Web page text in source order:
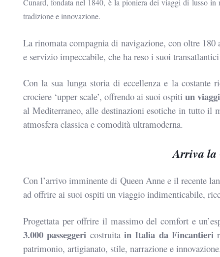
Cunard, fondata nel 1840, è la pioniera dei viaggi di lusso in
tradizione e innovazione.
La rinomata compagnia di navigazione, con oltre 180
e servizio impeccabile, che ha reso i suoi transatlantici
Con la sua lunga storia di eccellenza e la costante
crociere ‘upper scale’, offrendoai suoi ospitiun
al Mediterraneo, alle destinazioniesotiche in tutto il
atmosfera classica e comodità ultramoderna.
Arriva la
Con l’arrivo imminente di Queen Anne e il recente
ad offrire ai suoi ospiti un viaggio indimenticabile,
Progettata per offrire il massimo del comfort e
3.000passeggeri costruitain Italia da Fincantieri
patrimonio, artigianato, stile, narrazione e innovazione.